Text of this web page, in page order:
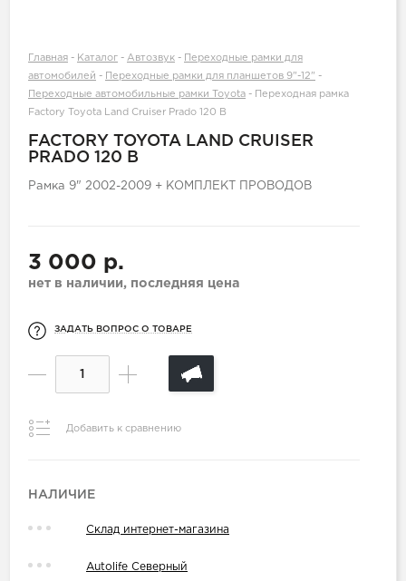
Главная - Каталог - Автозвук -
Переходные рамки для
автомобилей - Переходные рамки для планшетов 9"-12" -
Переходные автомобильные рамки Toyota -
Переходная рамка
Factory Toyota Land Cruiser Prado 120 B
FACTORY TOYOTA LAND CRUISER
PRADO 120 B
Рамка 9" 2002-2009 + КОМПЛЕКТ ПРОВОДОВ
3 000 р.
нет в наличии, последняя цена
ЗАДАТЬ ВОПРОС О ТОВАРЕ
Добавить к сравнению
НАЛИЧИЕ
Склад интернет-магазина
Autolife Северный